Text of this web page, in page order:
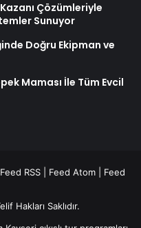
Çözümleriyle
Sunuyor
Doğru Ekipman ve
Maması İle Tüm Evcil
Feed RSS Feed Atom
Feed
Hakları Saklıdır.